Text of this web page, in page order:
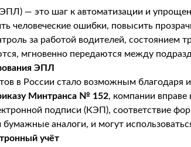
— это шаг к автоматизации и
человеческие ошибки, повысить
за работой водителей, состоянием
мгновенно передаются между
ЭПЛ
в России стало возможным благодаря
Минтранса № 152, компании
подписи (КЭП), соответствие
аналоги, и могут
учёт